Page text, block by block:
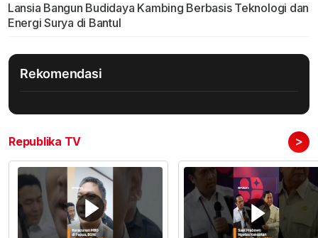
Lansia Bangun Budidaya Kambing Berbasis Teknologi dan
Energi Surya di Bantul
Rekomendasi
Republika TV >